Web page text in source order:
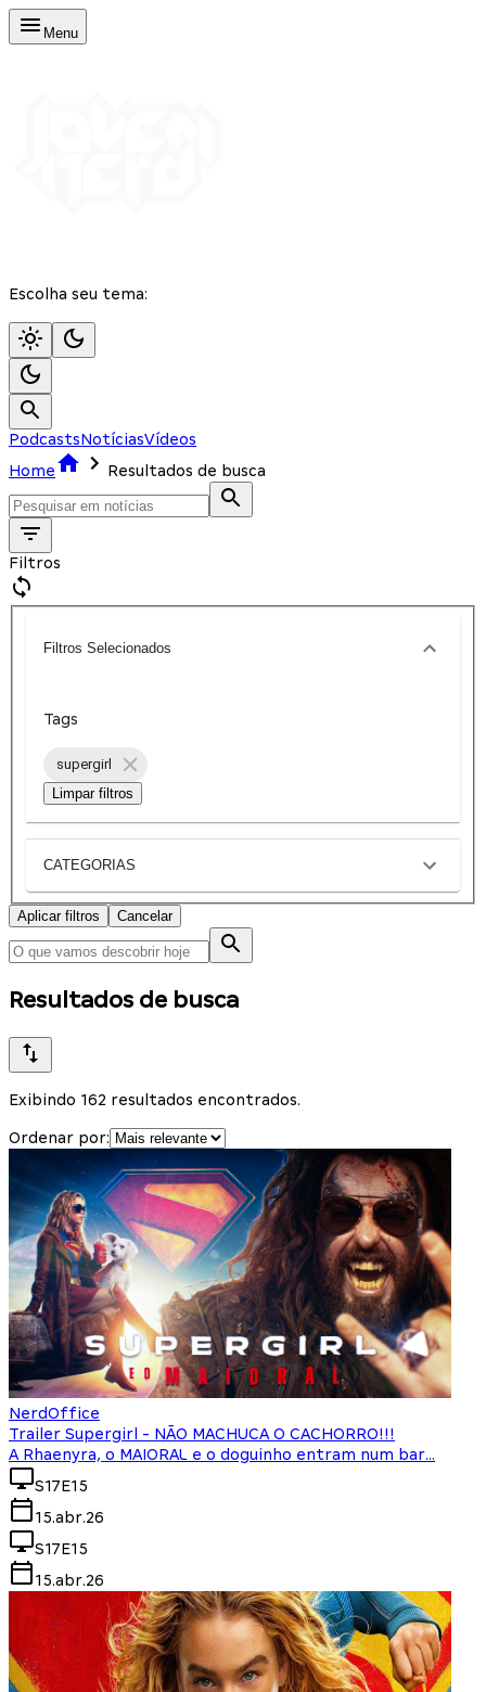
Menu
Escolha seu tema:
PodcastsNotíciasVídeos
Home
Resultados de busca
Filtros
Filtros Selecionados
Tags
supergirl
Limpar filtros
CATEGORIAS
Aplicar filtros Cancelar
Resultados de busca
Exibindo 162 resultados encontrados.
Ordenar por:
NerdOffice
Trailer Supergirl - NÃO MACHUCA O CACHORRO!!!
A Rhaenyra, o MAIORAL e o doguinho entram num bar...
S17E15
15.abr.26
S17E15
15.abr.26